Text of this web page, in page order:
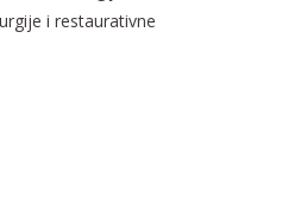
i restaurativne